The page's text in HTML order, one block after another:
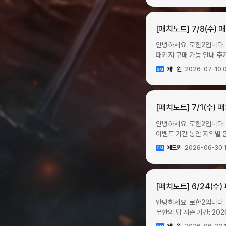
1 ✦ 일일 던전 8단계가 추가됩니다. ✧ 탐욕의 성전과 긍지의 전장 8단계는 121레벨부터 입장할 수 있습니다. ✧ 고대의 무기고와
고대의 무기고(장비 던전
획득량희귀 유물 파편유
원석 신화 장신구 승급서 조각❈ 확률에 따라 획득 ✦ 희귀 유물
상자사용 시 희귀 유물
무작위로 획득합니다. ✧ 유물 결정 상자 제작식제작 아이템재료 아이템제작 비용성공 확률아이템명개수희귀 유물 결정 상자희귀
✧ 권장레벨 133 메인 퀘스트가 20개, 서브
수 있습니다. ✧ 이벤트 기간: 2026년 7월 29일 수요일 점검 후 ~ 2026년 8월 19일 수요일 점검 전 ✧ 이벤트 진행 방법 ▸ 이벤트
기간 동안 의뢰 완료 시 보상으로 ‘모기향’을 2개씩
기간 중 상점 판매하지 않도록 주의 부탁드리며, 이벤트 기간이 종료
사용 제작식 ❈ 제작 아이템은 모두 거래 불가 아이템으로 획득됩니다. 제작 아이템재료 아이템제작 비용성공
유물 강화석1모기향
가더1모기향15010크론100%전설
이벤트 기간: 2026년 7월 29일 수요
출석 일차별로 보상을 지급합니다. ▹ 출석은 이벤트 페이지에서 일차별 보상을 클릭/터치하여 진
서버당 1회 수령 가능하며, 캐릭터 인벤토리로 즉시
소환권 (1회)일반 탈 것
강화석빛나는 상급 강화
강화석에이션트 스킬 강화석----문양 강화석 ✦ 도약 준비 패키지가 판
2026년 7월 29일(수) 점
모래시계40₩66,000계
점검 전패키지명패키지
황금탈 것 패키지눈부신 탈 것 소환
보물상자 패키지'의 판매가 종료됩니다. ✧ 판매 종료 후에도 기존에 구매하여 보유
유물상자’와 ‘로하의 유
루비로하의 유물상자1제한 없
아래 구성품 중 1종을 정
파편110.00%[희귀] 온
승급서10.01%빛나는 고대의 강화석10.01% 편의성 개선 ✦ 가더 진화 또
메시지가 표시되도록 개선합니다. 변경 사항 ✦ 유물 결정이 거래소 항목에 추가됩니다. ✦ 발베론
몬스터 수를 6마리에서 7마리로 조정합니다. 버그 수정 ▸ 탈 것 소환권
불가능합니다. ✦ 서버 이전 진행 ✧ 상점에서 구매한 서버 이전권을 소모하여 서버를 이동할 수 있습니다. ▸ 서버 이전권의 가격은
기능이 비활성화됩니다. ▸ 서버 이전을 출발하는 서버의 캐릭터로 서버 이전권을 구매/보유해야 합니다. ▸ 서버 이전 기간 중 계정별
바로가기 ▸서버 이전 기간 중 크론으로 구매 가능한 서버 이전권인 ‘도약 준비 이전권’ 구매가 가능합니다. (계정 당 1회) 이벤트 ✦
강화 비용 할인 이벤트가 시작됩니다. ✧ 이벤트 기간: 2026년 7월 15일 수요일 점검
이벤트 내용: 이벤트 기간 동안 신화
제한아이템명개수황금 문양 패
디보터 대승정 보상 상자의 보상 목
피드백을 반영하여 일부 몬스터 배치의수정이 이뤄졌
환경에서 더욱 즐거운 플
[패치노트] 7/8(수)
안녕하세요. 로한2입니다. 7월 8일 업데이트 내용을 아래와 같이 안내해 드립니다. [공지 수정 내역] * 7/10 19:00 iOS 특별 유물 패키지 구매 가능 안내 추가 * 7/9 13:30 발베론 지역 몬스터별 드롭 장비 아이템 종류 안내 추가 * 7/8 13:00 타락한 영웅의 전당 4, 5층 드롭 아이템 변경 내용 추가, 신규 필드/영지 보스 드롭 아이템 수정, 온의 성배, 나침반 제 3 기본 옵션 수정, 일부 오표기 수정 콘텐츠 ✦ 암흑도약 기간이 시작됩니다. ✧ 암흑도약 매칭 그룹 및 기간 ▸ 암흑도약 기간: 2026년 7월 8일 수요일 점검 후 ~ 7월 12일 일요일 04:00 ▸ 서버 침공 가능 시간대: 09:00 ~ 익일 04:00 ▸ 암흑도약 그룹 구성프라임 그룹매칭 서버1그룹아인호른1온1-2그룹카이논1플록스1-3그룹몬트1에톤1-일반 그룹매칭 서버4그룹아인호른2온2-5그룹로하1몬트4-6그룹카이논2온3-7그룹에도네1몬트3-8그룹몬트2에톤2플록스2 ✦ 신규 종족 ‘자이언트’가 추가됩니다. 거대한 체격과 뛰어난 기동성을 겸비한 자이언트는 듀얼 엑스와 듀얼 소드를 자유롭게 다루며, 강력한 근접 화력과 뛰어난 돌파 능력을 바탕으로 전장을 지배하는 것이 특징입니다. 높은 생존력과 폭발적인 공격 능력을 갖추고 있으며, 적을 약화시키고 전투의 흐름을 뒤집는 다양한 스킬을 활용해 기존 종족과는 또 다른 전투 경험을 선사합니다. 외형: 버서커외형: 세비지스킬 예시: 버서커스킬 예시: 세비지기간틱, 클리브프리징 스톰 ✧ 기본 직업 : 워리어 ▸ 전용 무기 : 듀얼 엑스 워리어는 안정적인 생존력과 강력한 근접 화력을 갖춘 기본 직업입니다. 적의 방어력을 약화시키거나 이동을 제한하는 스킬을 활용해 전투를 유리하게 이끌 수 있으며, 자신의 공격력과 생존력을 강화하는 버프를 통해 장기전에서도 뛰어난 전투력을 발휘합니다. ✧ 전직 직업 : 버서커 ▸ 전용 무기 : 듀얼 엑스 버서커는 듀얼 엑스를 사용하는 직업으로 강력한 돌파력과 제압 능력은 물론, 대미지 면역과 거대화를 발동하는 스킬을 보유하고 있어 위기의 순간에도 전투를 이어갈 수 있는 뛰어난 생존력과 유지력을 갖추고 있습니다. ✧ 전직 직업 : 세비지 ▸ 전용 무기 : 듀얼 소드 세비지는 듀얼 소드를 사용하는 직업으로 다양한 광역 공격 스킬을 보유하고 있어 다수의 적을 상대하는 전투에 뛰어난 성능을 발휘하며, 빠르고 시원한 사냥 플레이를 경험할 수 있습니다. ✧ 자이언트 스킬 정보 ▸ 상세 스킬 정보는 가이드를 참고해 주시기 바랍니다. ▹ 자이언트 스킬 가이드 바로가기 ✧ 자이언트 종족 장비가 추가됩니다. ▸ 기존 지역 몬스터들이 자이언트 장비를 드롭합니다. ▸ 거래소 목록에 자이언트 장비 아이템이 추가됩니다. ▸ 자이언트 전용 스킬 오브가 추가되며, 오브 종류가 추가된 만큼 전체 확률이 변경됩니다. ▸ 장비를 랜덤 획득하는 상자형 아이템(무기고 보상 상자, 행운 상자) 구성품에 자이언트 장비가 추가됩니다. ✦ 신규 지역 ‘발베론’이 추가됩니다. ✧ 발베론은 리옴 7시 방향에 위치한 포탈을 통해 이동할 수 있습니다. ✧ 발베론에서 권장 레벨 131 이상 콘텐츠를 진행할 수 있습니다. ▸ 131레벨 이상 몬스터가 출현합니다. ▸ 발베론 지역 출현 몬스터는 신규 아이템 유물과 유물 결정을 드롭합니다. ▸ 127레벨부터 발베론 지역 의뢰 퀘스트를 진행할 수 있습니다. ✧ 발베론 지역 몬스터 드롭 아이템 ▸ 발베론 지역 몬스터 처치 시 확률에 따라 아래 아이템을 획득합니다.몬스터 유형일반 몬스터정예 몬스터(레벨 131~135)(레벨 136~140)(레벨 131~135)(레벨 136~140)드롭 아이템몬스터별 증표몬스터별 증표몬스터별 증표130레벨 무기
에드윈 2026-07-10
[패치노트] 7/1(수) 패
안녕하세요. 로한2입니다. 7월 1일 업데
이벤트 기간 동안 지역별 몬스터 사냥
후 ~ 2026년 7월 8일 수요일 점검 전 ✧ 지역별 드롭 행운 상자 안내지역드롭 행
섬최상급 행운 상자아르메네
정예 몬스터는 특별히 높은 확률로 특급 행운 상자
지급됩니다. ▸ 행운 상자 구성품은 구독 여부와 관계없이 거래 불가능 상태로 지급됩니다.하급 행운 상자중급 행운 상자상급 행운
상자최상급 행운 상자특
에드윈 2026-06-30
[패치노트] 6/24(수)
안녕하세요. 로한2입니다. 6월 24일
무한의 탑 시즌 기간: 2026년 6월
이동 제한이 해제됩니다. ✧ 이번 서버 이전 기간부터 한국(KR)과 대만(TW) 서버간 국가 제한 없이 자유롭게 서버를 이동할 수